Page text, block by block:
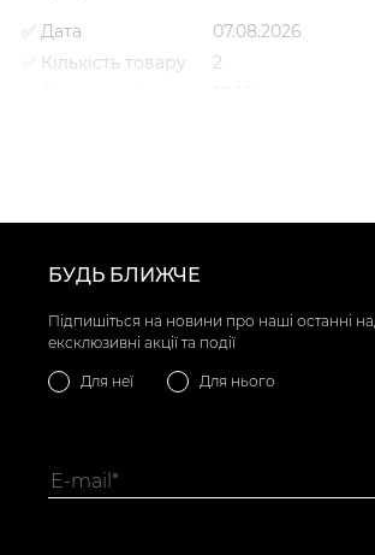
✅ Дата
07.08.2026
✅ Кількість товару
2
✅
товар
БУДЬ БЛИЖЧЕ
Підпишіться на новини про наші останні
ексклюзивні акції та події
Для неї Для нього